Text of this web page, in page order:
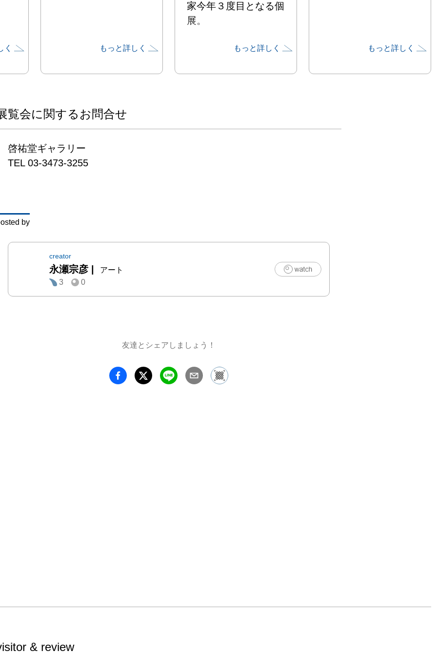
く もっと詳しく
家今年３度目となる個
展。
もっと詳しく もっと詳しく
覧会に関するお問合せ
啓祐堂ギャラリー
TEL 03-3473-3255
by
creator
永瀬宗彦 |
アート
3
0
友達とシェアしましょう！
& review